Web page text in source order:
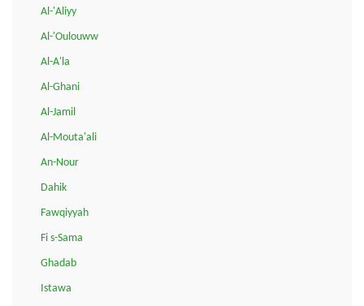
Al-'Aliyy
Al-'Oulouww
Al-A'la
Al-Ghani
Al-Jamil
Al-Mouta'ali
An-Nour
Dahik
Fawqiyyah
Fi s-Sama
Ghadab
Istawa